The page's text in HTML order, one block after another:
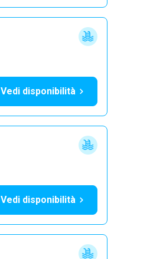
Vedi disponibilità
Vedi disponibilità